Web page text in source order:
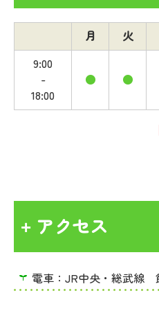
月 火
9:00
-
18:00
● ●
+ アクセス
電車：JR中央・総武線